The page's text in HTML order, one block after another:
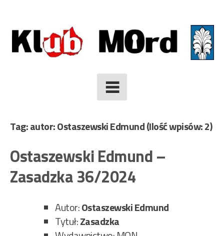
to
content
Tag: autor: Ostaszewski Edmund(Ilość wpisów: 2)
Ostaszewski Edmund –
Zasadzka 36/2024
Autor:Ostaszewski Edmund
Tytuł:Zasadzka